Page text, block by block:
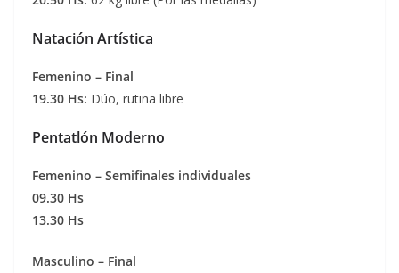
Natación Artística
Femenino – Final
19.30 Hs: Dúo, rutina libre
Pentatlón Moderno
Femenino – Semifinales individuales
09.30 Hs
13.30 Hs
Masculino – Final